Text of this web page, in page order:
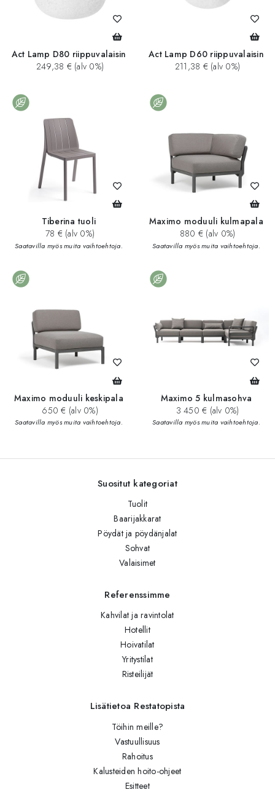
Act Lamp D80 riippuvalaisin
249,38 € (alv 0%)
Act Lamp D60 riippuvalaisin
211,38 € (alv 0%)
Tiberina tuoli
78 € (alv 0%)
Saatavilla myös muita vaihtoehtoja.
Maximo moduuli kulmapala
880 € (alv 0%)
Saatavilla myös muita vaihtoehtoja.
Maximo moduuli keskipala
650 € (alv 0%)
Saatavilla myös muita vaihtoehtoja.
Maximo 5 kulmasohva
3 450 € (alv 0%)
Saatavilla myös muita vaihtoehtoja.
Suositut kategoriat
Tuolit
Baarijakkarat
Pöydät ja pöydänjalat
Sohvat
Valaisimet
Referenssimme
Kahvilat ja ravintolat
Hotellit
Hoivatilat
Yritystilat
Risteilijät
Lisätietoa Restatopista
Töihin meille?
Vastuullisuus
Rahoitus
Kalusteiden hoito-ohjeet
Esitteet